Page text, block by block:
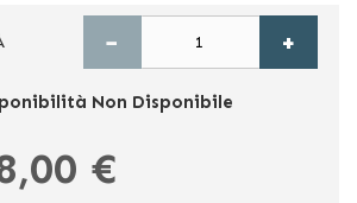
− +
Non Disponibile
€